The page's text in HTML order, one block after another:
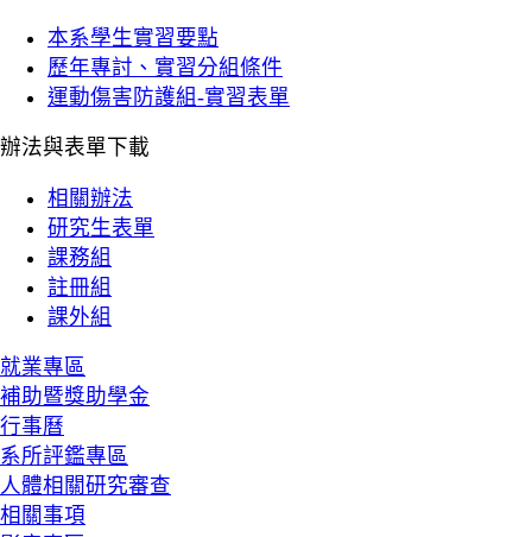
本系學生實習要點
歷年專討、實習分組條件
運動傷害防護組-實習表單
辦法與表單下載
相關辦法
研究生表單
課務組
註冊組
課外組
就業專區
補助暨獎助學金
行事曆
系所評鑑專區
人體相關研究審查
相關事項